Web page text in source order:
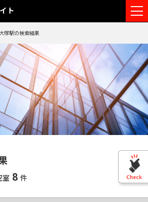
ト
大塚駅の検索結果
8 件
検索エリア
変更する個別空調
基準階500坪以上